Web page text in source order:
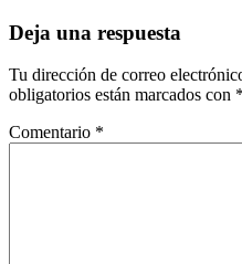
Deja una respuesta
Tu dirección de correo
obligatorios están marcados con *
Comentario *